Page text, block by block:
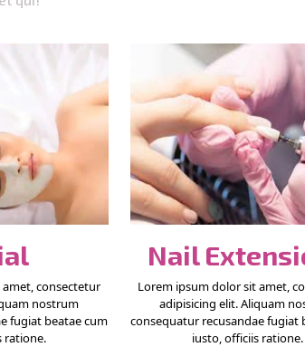
consectetur
nostrum
fugiat beatae cum
ratione.
Nail
Lorem ipsum dolor sit amet,
adipisicing elit. Aliquam
consequatur recusandae fugiat
iusto, officiis ratione.